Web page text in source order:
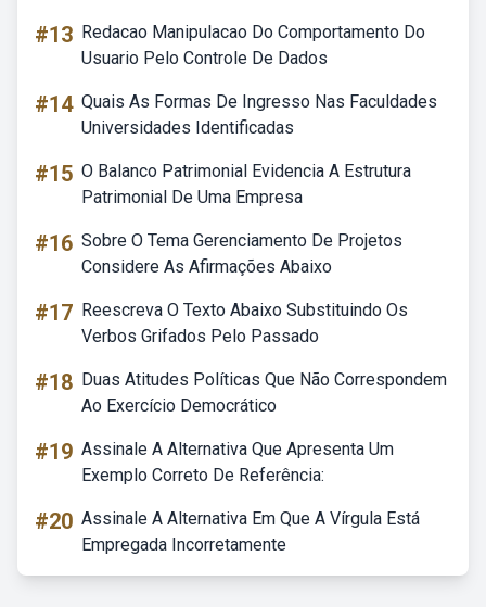
#13 Redacao Manipulacao Do Comportamento Do
Usuario Pelo Controle De Dados
#14 Quais As Formas De Ingresso Nas Faculdades
Universidades Identificadas
#15 O Balanco Patrimonial Evidencia A Estrutura
Patrimonial De Uma Empresa
#16 Sobre O Tema Gerenciamento De Projetos
Considere As Afirmações Abaixo
#17 Reescreva O Texto Abaixo Substituindo Os
Verbos Grifados Pelo Passado
#18 Duas Atitudes Políticas Que Não Correspondem
Ao Exercício Democrático
#19 Assinale A Alternativa Que Apresenta Um
Exemplo Correto De Referência:
#20 Assinale A Alternativa Em Que A Vírgula Está
Empregada Incorretamente